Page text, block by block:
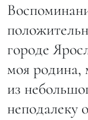
городе
моя родина,
из
неподалеку